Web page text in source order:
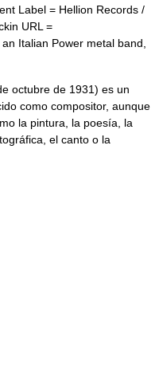
Label = Hellion Records /
URL =
Italian Power metal band,
octubre de 1931) es un
como compositor, aunque
la pintura, la poesía, la
el canto o la